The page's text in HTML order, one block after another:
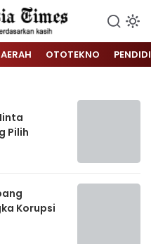
OTOTEKNO
Pilih
Korupsi